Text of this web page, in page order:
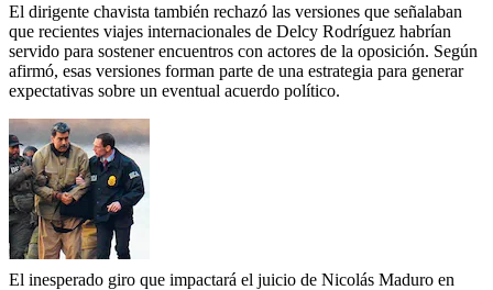
El dirigente chavista también rechazó las versiones que señalaban
que recientes viajes internacionales de Delcy Rodríguez habrían
servido para sostener encuentros con actores de la oposición. Según
afirmó, esas versiones forman parte de una estrategia para generar
expectativas sobre un eventual acuerdo político.
El inesperado giro que impactará el juicio de Nicolás Maduro en